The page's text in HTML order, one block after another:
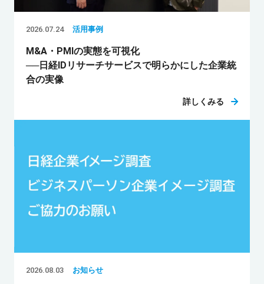
2026.07.24 活用事例
M&A・PMIの実態を可視化
──日経IDリサーチサービスで明らかにした企業統
合の実像
詳しくみる
2026.08.03 お知らせ